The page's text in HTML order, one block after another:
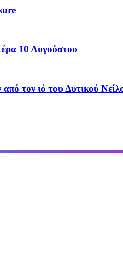
10 Αυγούστου
τον ιό του Δυτικού